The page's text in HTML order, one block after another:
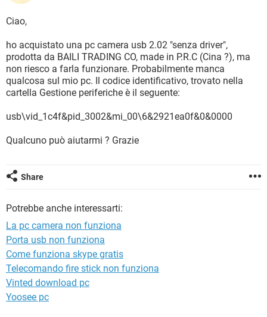
TIKTOK
HARDWARE
INSTAGRAM
HARDWARE
INTRATTENIMENTO
iOS
INSTAGRAM WHATSAPP
TIKTOK FACEBOOK
HARDWARE
COVID-19
iOS WINDOWS 10
INSTAGRAM WHATSAPP
TIKTOK FACEBOOK
HARDWARE
Ciao,
ho acquistato una pc camera usb 2.02 "senza driver",
prodotta da BAILI TRADING CO, made in P.R.C (Cina ?), ma
non riesco a farla funzionare. Probabilmente manca
qualcosa sul mio pc. Il codice identificativo, trovato nella
cartella Gestione periferiche è il seguente:
usb\vid_1c4f&pid_3002&mi_00\6&2921ea0f&0&0000
Qualcuno può aiutarmi ? Grazie
Share
Potrebbe anche interessarti:
La pc camera non funziona
Porta usb non funziona
Come funziona skype gratis
Telecomando fire stick non funziona
Vinted download pc
Yoosee pc